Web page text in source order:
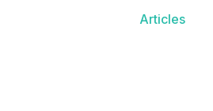
Articles